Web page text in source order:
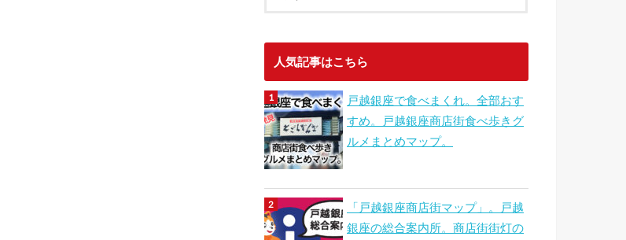
人気記事はこちら
戸越銀座で食べまくれ。全部おす
すめ。戸越銀座商店街食べ歩きグ
ルメまとめマップ。
「戸越銀座商店街マップ」。戸越
銀座の総合案内所。商店街街灯の